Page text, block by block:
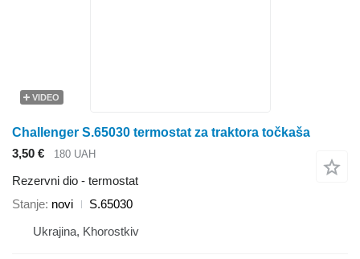
VIDEO
Challenger S.65030 termostat za traktora točkaša
3,50 €
180 UAH
Rezervni dio - termostat
Stanje novi
S.65030
Ukrajina, Khorostkiv